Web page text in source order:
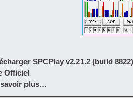
SPCPlay v2.21.2 (build
Officiel
plus…